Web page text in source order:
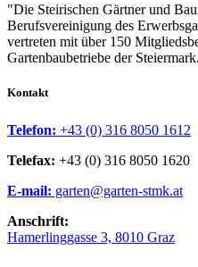
"Die Steirischen Gärtner und
Berufsvereinigung des
vertreten mit über 150
Gartenbaubetriebe der Steiermark.
Kontakt
Telefon: +43 (0) 316 8050 1612
Telefax: +43 (0) 316 8050 1620
E-mail: garten@garten-stmk.at
Anschrift:
Hamerlinggasse 3, 8010 Graz